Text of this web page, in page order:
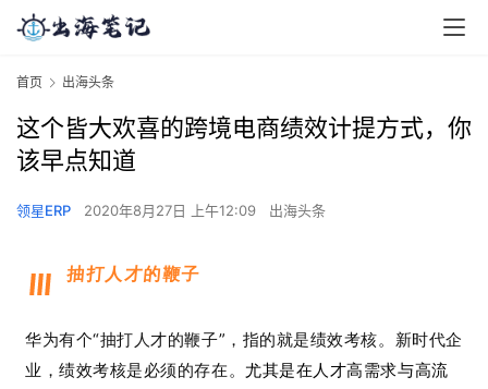
首页 出海头条
这个皆大欢喜的跨境电商绩效计提方式，你
该早点知道
领星ERP 2020年8月27日 上午12:09 出海头条
抽打人才的鞭子
华为有个“抽打人才的鞭子”，指的就是绩效考核。 新时代企
业，绩效考核是必须的存在。
尤其是在人才高需求与高流